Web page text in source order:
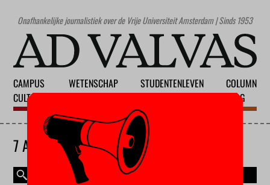
Onafhankelijke journalistiek over de Vrije Universiteit Amsterdam | Sinds 1953
CAMPUS
CULTUUR
WETENSCHAP
STUDENTENLEVEN
COLUMN
BLOG
7 AUGUSTUS 2026